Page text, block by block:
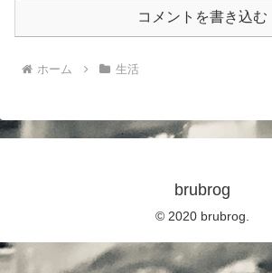
コメントを書き込む
ホーム 生活
brubrog
© 2020 brubrog.